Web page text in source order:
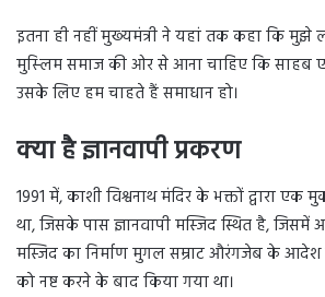
इतना ही नहीं मुख्‍यमंत्री ने यहां तक कहा क‍ि मुझे
मुस्‍ल‍िम समाज की ओर से आना चाह‍िए क‍ि साहब
उसके ल‍िए हम चाहते हैं समाधान हो।
क्‍या है ज्ञानवापी प्रकरण
1991 में, काशी विश्वनाथ मंदिर के भक्तों द्वारा एक
था, जिसके पास ज्ञानवापी मस्जिद स्थित है,
मस्जिद का निर्माण मुगल सम्राट औरंगजेब के आदेश
को नष्ट करने के बाद किया गया था।